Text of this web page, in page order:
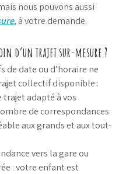
nous pouvons aussi
, à votre demande.
d’un trajet sur-mesure ?
de date ou d’horaire ne
collectif disponible :
adapté à vos
de correspondances
aux grands et aux tout-
vers la gare ou
: votre enfant est